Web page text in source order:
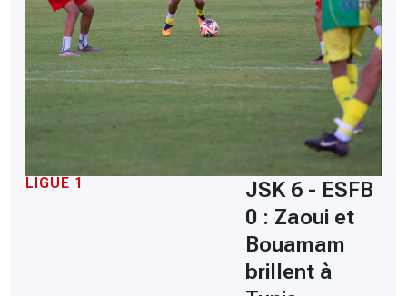
LIGUE 1
JSK 6 - ESFB
0 : Zaoui et
Bouamam
brillent à